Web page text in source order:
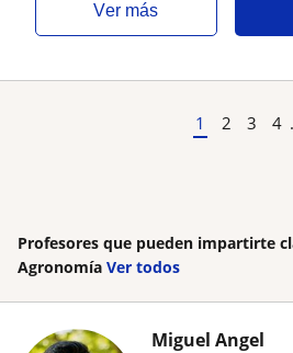
ver más
1 2 3 4
Profesores que pueden impartirte
Agronomía Ver todos
Miguel Angel